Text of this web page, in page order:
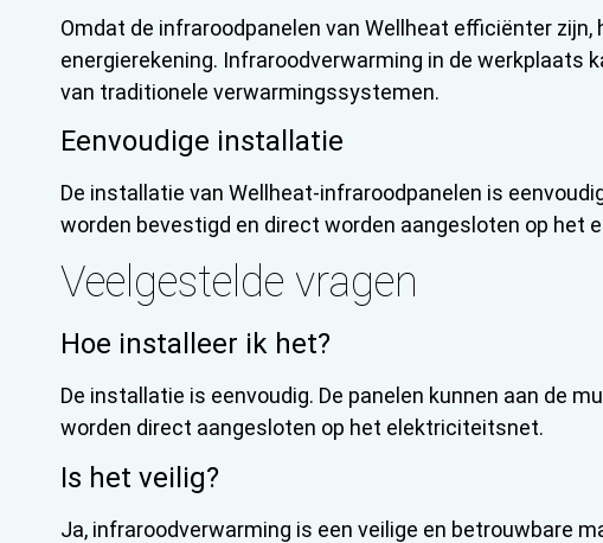
Omdat de infraroodpanelen van Wellheat efficiënter zijn,
energierekening. Infraroodverwarming in de werkplaats
van traditionele verwarmingssystemen.
Eenvoudige installatie
De installatie van Wellheat-infraroodpanelen is
worden bevestigd en direct worden aangesloten op het
Veelgestelde vragen
Hoe installeer ik het?
De installatie is eenvoudig. De panelen kunnen aan de
worden direct aangesloten op het elektriciteitsnet.
Is het veilig?
Ja, infraroodverwarming is een veilige en betrouwbare